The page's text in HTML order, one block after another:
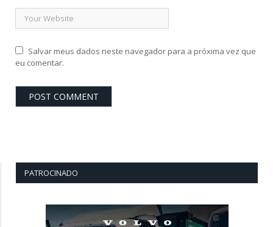
Salvar meus dados neste navegador para a próxima vez que
eu comentar.
PATROCINADO